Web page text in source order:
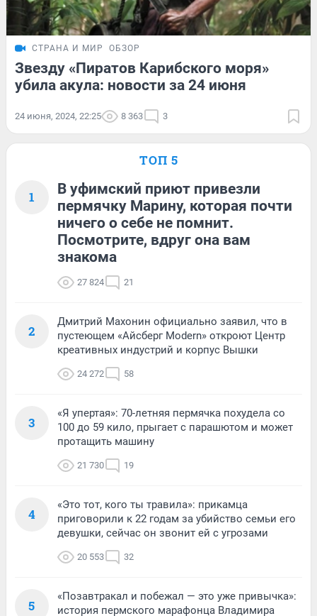
СТРАНА И МИР ОБЗОР
Звезду «Пиратов Карибского моря»
убила акула: новости за 24 июня
24 июня, 2024, 22:25 8 363 3
ТОП 5
1
В уфимский приют привезли
пермячку Марину, которая почти
ничего о себе не помнит.
Посмотрите, вдруг она вам
знакома
27 824 21
2
Дмитрий Махонин официально заявил, что в
пустеющем «Айсберг Modern» откроют Центр
креативных индустрий и корпус Вышки
24 272 58
3
«Я упертая»: 70-летняя пермячка похудела со
100 до 59 кило, прыгает с парашютом и может
протащить машину
21 730 19
4
«Это тот, кого ты травила»: прикамца
приговорили к 22 годам за убийство семьи его
девушки, сейчас он звонит ей с угрозами
20 553 32
5
«Позавтракал и побежал — это уже привычка»:
история пермского марафонца Владимира